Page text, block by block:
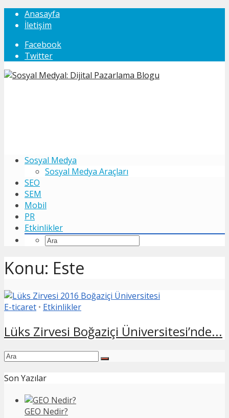
Anasayfa
İletişim
Facebook
Twitter
Sosyal Medya
Sosyal Medya Araçları
SEO
SEM
Mobil
PR
Etkinlikler
Konu: Este
E-ticaret • Etkinlikler
Lüks Zirvesi Boğaziçi Üniversitesi’nde...
Son Yazılar
GEO Nedir?